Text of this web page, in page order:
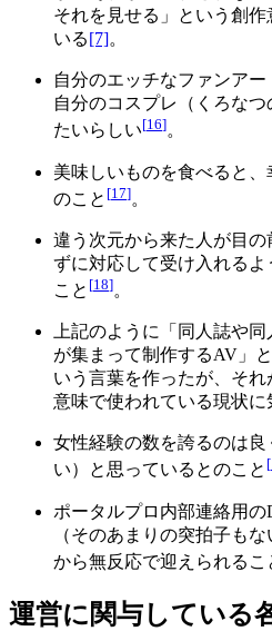
それを見せる」という創
いる [7]。
自分のエッチなファンアー
自分のコスプレ（くろな
たいらしい[16]。
美味しいものを食べると
のこと [17]。
違う次元から来た人が目
ずに対応して受け入れる
こと [18]。
上記のように「同人誌や
が集まって制作するAV」
いう言葉を作ったが、そ
意味で使われている現状に
女性経験の数を誇るのは
い）と思っているとのこと [
ポータルプロ内部連絡用
（そのあまりの突拍子も
から無反応で迎えられるこ
運営に関与している